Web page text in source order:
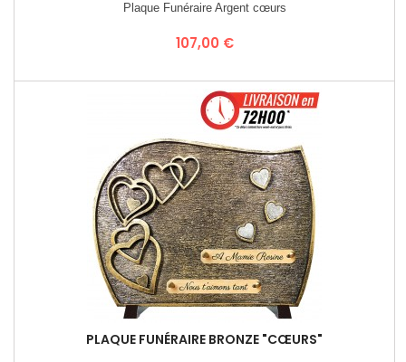
Plaque Funéraire Argent cœurs
Prix
107,00 €
PLAQUE FUNÉRAIRE BRONZE "CŒURS"